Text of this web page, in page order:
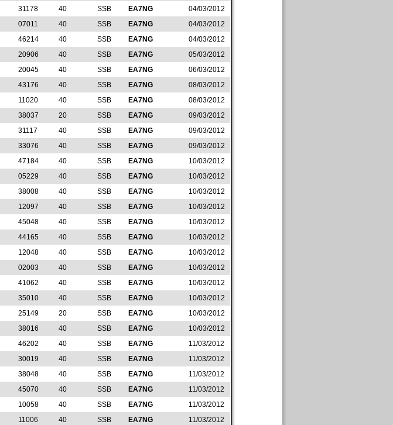
31178 40 SSB EA7NG
04/03/2012
07011 40 SSB EA7NG
04/03/2012
46214 40 SSB EA7NG
04/03/2012
20906 40 SSB EA7NG
05/03/2012
20045 40 SSB EA7NG
06/03/2012
43176 40 SSB EA7NG
08/03/2012
11020 40 SSB EA7NG
08/03/2012
38037 20 SSB EA7NG
09/03/2012
31117 40 SSB EA7NG
09/03/2012
33076 40 SSB EA7NG
09/03/2012
47184 40 SSB EA7NG
10/03/2012
05229 40 SSB EA7NG
10/03/2012
38008 40 SSB EA7NG
10/03/2012
12097 40 SSB EA7NG
10/03/2012
45048 40 SSB EA7NG
10/03/2012
44165 40 SSB EA7NG
10/03/2012
12048 40 SSB EA7NG
10/03/2012
02003 40 SSB EA7NG
10/03/2012
41062 40 SSB EA7NG
10/03/2012
35010 40 SSB EA7NG
10/03/2012
25149 20 SSB EA7NG
10/03/2012
38016 40 SSB EA7NG
10/03/2012
46202 40 SSB EA7NG
11/03/2012
30019 40 SSB EA7NG
11/03/2012
38048 40 SSB EA7NG
11/03/2012
45070 40 SSB EA7NG
11/03/2012
10058 40 SSB EA7NG
11/03/2012
11006 40 SSB EA7NG
11/03/2012